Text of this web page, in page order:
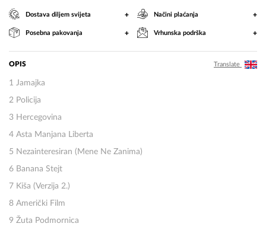
Dostava diljem svijeta + Načini plaćanja +
Posebna pakovanja + Vrhunska podrška +
OPIS Translate
1 Jamajka
2 Policija
3 Hercegovina
4 Asta Manjana Liberta
5 Nezainteresiran (Mene Ne Zanima)
6 Banana Stejt
7 Kiša (Verzija 2.)
8 Američki Film
9 Žuta Podmornica